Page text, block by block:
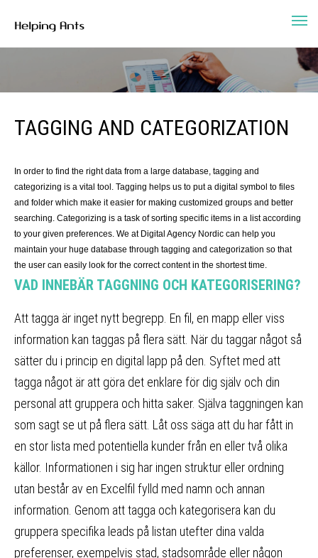
TAGGING AND CATEGORIZATION
In order to find the right data from a large database, tagging and
categorizing is a vital tool. Tagging helps us to put a digital symbol to files
and folder which make it easier for making customized groups and better
searching. Categorizing is a task of sorting specific items in a list according
to your given preferences. We at Digital Agency Nordic can help you
maintain your huge database through tagging and categorization so that
the user can easily look for the correct content in the shortest time.
VAD INNEBÄR TAGGNING OCH KATEGORISERING?
Att tagga är inget nytt begrepp. En fil, en mapp eller viss
information kan taggas på flera sätt. När du taggar något så
sätter du i princip en digital lapp på den. Syftet med att
tagga något är att göra det enklare för dig själv och din
personal att gruppera och hitta saker. Själva taggningen kan
som sagt se ut på flera sätt. Låt oss säga att du har fått in
en stor lista med potentiella kunder från en eller två olika
källor. Informationen i sig har ingen struktur eller ordning
utan består av en Excelfil fylld med namn och annan
information. Genom att tagga och kategorisera kan du
gruppera specifika leads på listan utefter dina valda
preferenser, exempelvis stad, stadsområde eller någon